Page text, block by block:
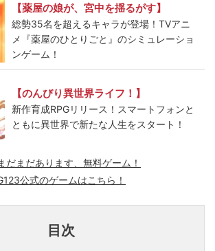
【薬屋の娘が、宮中を揺るがす】
総勢35名を超えるキャラが登場！TVアニ
メ『薬屋のひとりごと』のシミュレーショ
ンゲーム！
【のんびり異世界ライフ！】
新作育成RPGリリース！スマートフォンと
ともに異世界で新たな人生をスタート！
だまだあります、無料ゲーム！
公式のゲームはこちら！
目次